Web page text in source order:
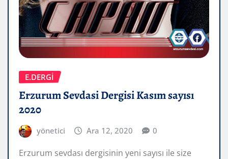
E.DERGİ
Erzurum Sevdasi Dergisi Kasım sayısı
2020
yönetici Ara 12, 2020 0
Erzurum sevdası dergisinin yeni sayısı ile size